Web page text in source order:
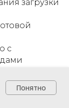
загрузки
с
B2B-
Понятно